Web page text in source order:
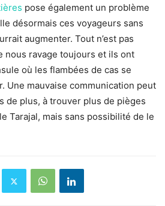
pose également un problème
désormais ces voyageurs sans
augmenter. Tout n’est pas
nous ravage toujours et ils ont
où les flambées de cas se
Une mauvaise communication peut
de plus, à trouver plus de pièges
Tarajal, mais sans possibilité de le